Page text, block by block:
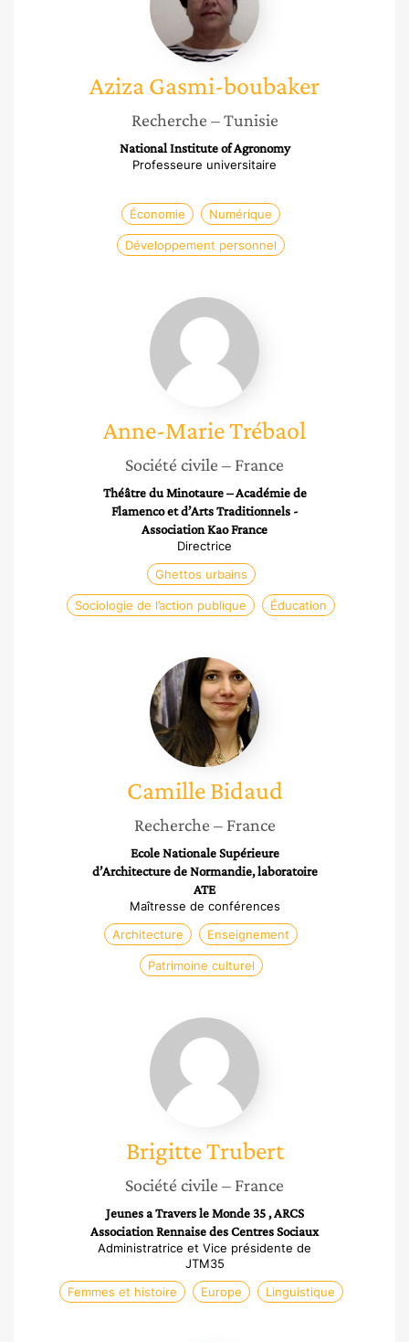
AzizaGasmi-boubaker
Recherche – Tunisie
National Institute of Agronomy
Professeure universitaire
Économie Numérique
Développement personnel
Anne-
Marie
Trébaol
Anne-MarieTrébaol
Société civile – France
Théâtre du Minotaure – Académie de
Flamenco et d’Arts Traditionnels -
Association Kao France
Directrice
Ghettos urbains
Sociologie de l’action publique Éducation
Camille
Bidaud
Camille Bidaud
Recherche – France
Ecole Nationale Supérieure
d’Architecture de Normandie, laboratoire
ATE
Maîtresse de conférences
Architecture
Enseignement
Patrimoine culturel
Brigitte
Trubert
BrigitteTrubert
Société civile – France
Jeunes a Travers le Monde 35 , ARCS
Association Rennaise des Centres Sociaux
Administratrice et Vice présidente de
JTM35
Femmes et histoire
Europe Linguistique